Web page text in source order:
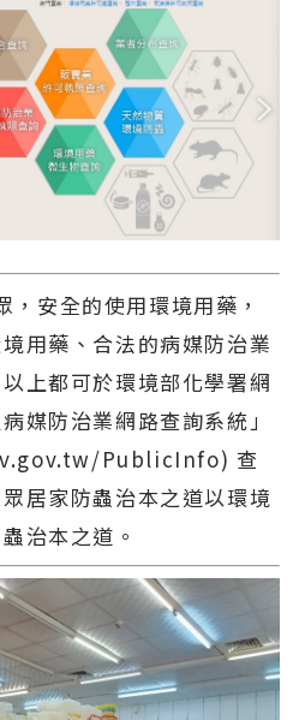
安全的使用環境用藥，
用藥、合法的病媒防治業
上都可於環境部化學署網
媒防治業網路查詢系統」
PublicInfo) 查
居家防蟲治本之道以環境
治本之道。